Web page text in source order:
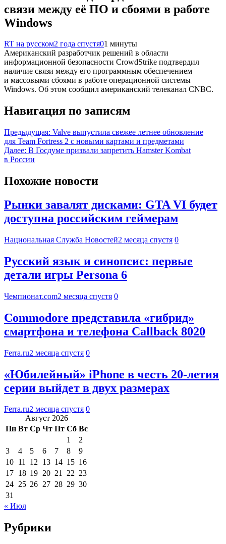
связи между её ПО и сбоями в работе
Windows
RT на русском2 года спустя01 минуты
Американский разработчик решений в области
информационной безопасности CrowdStrike подтвердил
наличие связи между его программным обеспечением
и массовыми сбоями в работе операционной системы
Windows. Об этом сообщил американский телеканал CNBC.
Навигация по записям
Предыдущая: Valve выпустила свежее летнее обновление
для Team Fortress 2 с новыми картами и предметами
Далее: В Госдуме призвали запретить Hamster Kombat
в России
Похожие новости
Рынки завалят дисками: GTA VI будет
доступна российским геймерам
Национальная Служба Новостей2 месяца спустя 0
Русский язык и синопсис: первые
детали игры Persona 6
Чемпионат.com2 месяца спустя 0
Commodore представила «гибрид»
смартфона и телефона Callback 8020
Ferra.ru2 месяца спустя 0
«Юбилейный» iPhone в честь 20-летия
серии выйдет в двух размерах
Ferra.ru2 месяца спустя 0
Август 2026
Пн Вт Ср Чт Пт Сб Вс
1
2
3
4 5 6 7 8
9
10 11 12 13 14 15 16
17 18 19 20 21 22 23
24 25 26 27 28 29 30
31
« Июл
Рубрики